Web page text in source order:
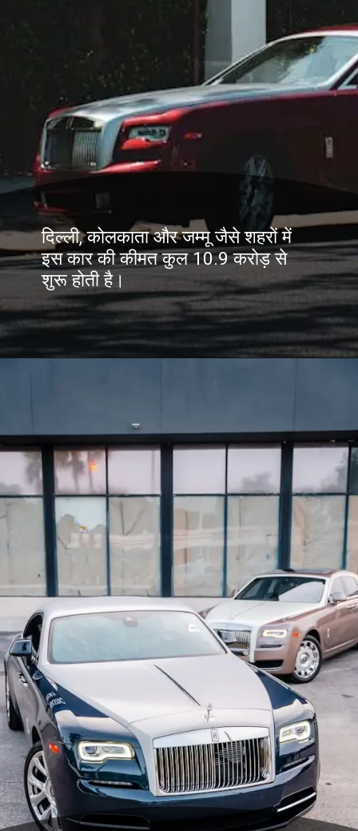
दिल्ली, कोलकाता और जम्मू जैसे शहरों में
इस कार की कीमत कुल 10.9 करोड़ से
शुरू होती है।